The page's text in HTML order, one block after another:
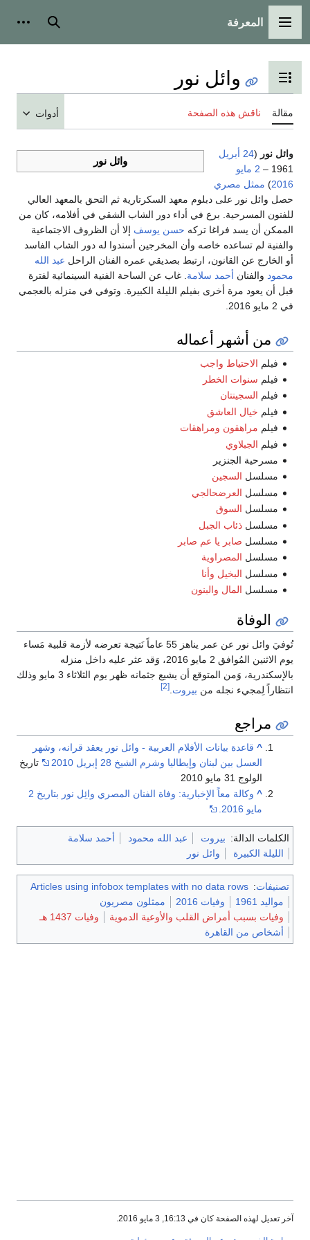
القائمة الرئيسية
المعرفة بحث
تبديل عرض جدول المحتويات
وائل نور
مقالة ناقش هذه الصفحة أدوات
وائل نور
وائل نور (24 أبريل
1961 –
2 مايو
2016
) ممثل مصري
حصل وائل نور على دبلوم معهد السكرتارية ثم التحق بالمعهد العالي
للفنون المسرحية. برع في أداء دور الشاب الشقي في أفلامه، كان من
الممكن أن يسد فراغا تركه حسن يوسف إلا أن الظروف الاجتماعية
والفنية لم تساعده خاصه وأن المخرجين أسندوا له دور الشاب الفاسد
أو الخارج عن القانون، ارتبط بصديقي عمره الفنان الراحل عبد الله
محمود والفنان أحمد سلامة . غاب عن الساحة الفنية السينمائية لفترة
قبل أن يعود مرة أخرى بفيلم الليلة الكبيرة. وتوفي في منزله بالعجمي
في 2 مايو 2016.
من أشهر أعماله
فيلم الاحتياط واجب
فيلم سنوات الخطر
فيلم السجينتان
فيلم خيال العاشق
فيلم مراهقون ومراهقات
فيلم الجبلاوي
مسرحية الجنزير
مسلسل السجين
مسلسل العرضحالجي
مسلسل السوق
مسلسلذئاب الجبل
مسلسل صابر يا عم صابر
مسلسل المصراوية
مسلسل البخيل وأنا
مسلسل المال والبنون
الوفاة
تُوفيَ وائل نور عن عمر يناهز 55 عاماً نَتيجة تعرضه لأزمة قلبية مَساء
يوم الاثنين المُوافق 2 مايو 2016، وَقد عثر عليه داخل منزله
بالإسكندرية، وَمن المتوقع أن يشيع جثمانه ظهر يوم الثلاثاء 3 مايو وذلك
انتظاراً لِمجيء نجله من بيروت [2]
مراجع
^ قاعدة بيانات الأفلام العربية - وائل نور يعقد قرانه، وشهر
العسل بين لبنان وإيطاليا وشرم الشيخ 28 إبريل 2010
تاريخ
الولوج 31 مايو 2010
^
وكالة معاً الإخبارية: وفاة الفنان المصري وائِل نور بتاريخ 2
مايو 2016.
الكلمات الدالة: بيروت عبد الله محمود
أحمد سلامة
الليلة الكبيرة
وائل نور
تصنيفات:
Articles using infobox templates with no data rows
مواليد 1961
وفيات 2016
ممثلون مصريون
وفيات بسبب أمراض القلب والأوعية الدموية
وفيات 1437 هـ
أشخاص من القاهرة
آخر تعديل لهذه الصفحة كان في 16:13, 3 مايو 2016.